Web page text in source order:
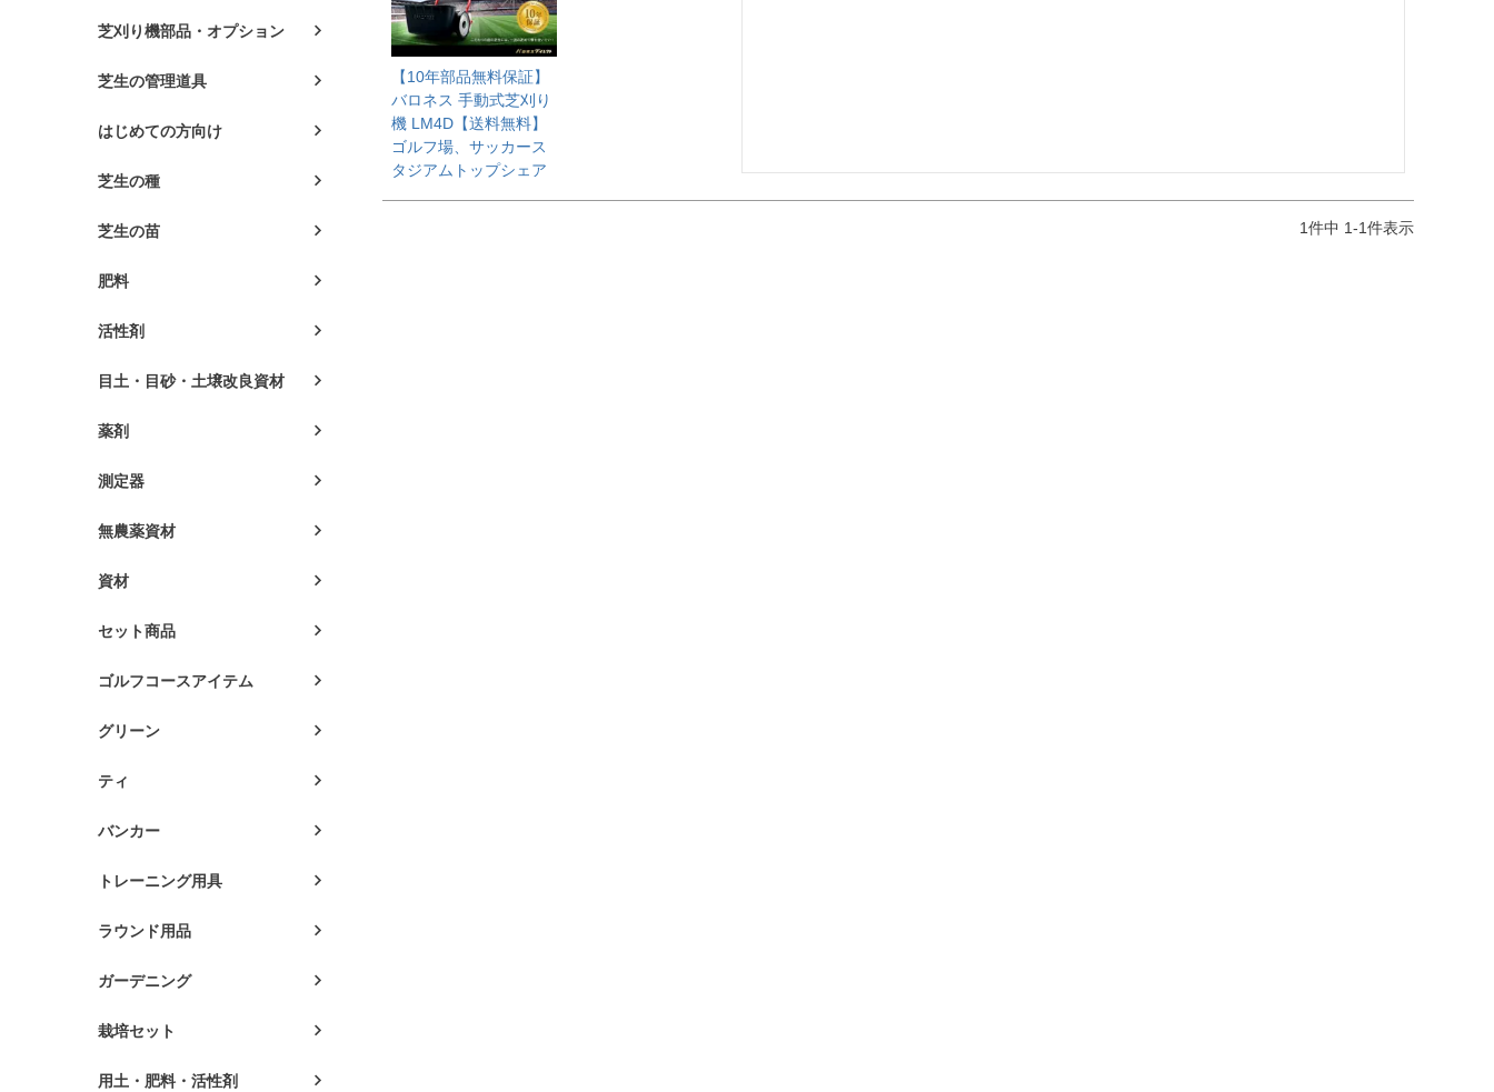
芝刈り機部品・オプション
芝生の管理道具
はじめての方向け
芝生の種
芝生の苗
肥料
活性剤
目土・目砂・土壌改良資材
薬剤
測定器
無農薬資材
資材
セット商品
ゴルフコースアイテム
グリーン
ティ
バンカー
トレーニング用具
ラウンド用品
ガーデニング
栽培セット
用土・肥料・活性剤
【10年部品無料保証】
バロネス 手動式芝刈り
機 LM4D【送料無料】
ゴルフ場、サッカース
タジアムトップシェア
1件中 1-1件表示